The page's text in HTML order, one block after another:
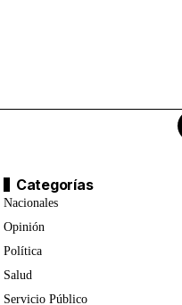
Categorías
Nacionales
Opinión
Política
Salud
Servicio Público